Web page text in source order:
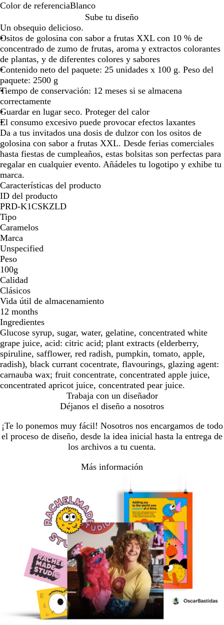
Color de referenciaBlanco
l
a
n
c
o
Sube tu diseño
Un obsequio delicioso.
Ositos de golosina con sabor a frutas XXL con 10 % de
concentrado de zumo de frutas, aroma y extractos colorantes
de plantas, y de diferentes colores y sabores
Contenido neto del paquete: 25 unidades x 100 g. Peso del
paquete: 2500 g
Tiempo de conservación: 12 meses si se almacena
correctamente
Guardar en lugar seco. Proteger del calor
El consumo excesivo puede provocar efectos laxantes
Da a tus invitados una dosis de dulzor con los ositos de
golosina con sabor a frutas XXL. Desde ferias comerciales
hasta fiestas de cumpleaños, estas bolsitas son perfectas para
regalar en cualquier evento. Añádeles tu logotipo y exhibe tu
marca.
Características del producto
ID del producto
PRD-K1CSKZLD
Tipo
Caramelos
Marca
Unspecified
Peso
100g
Calidad
Clásicos
Vida útil de almacenamiento
12 months
Ingredientes
Glucose syrup, sugar, water, gelatine, concentrated white
grape juice, acid: citric acid; plant extracts (elderberry,
spiruline, safflower, red radish, pumpkin, tomato, apple,
radish), black currant cocentrate, flavourings, glazing agent:
carnauba wax; fruit concentrate, concentrated apple juice,
concentrated apricot juice, concentrated pear juice.
Trabaja con un diseñador
Déjanos el diseño a nosotros
¡Te lo ponemos muy fácil! Nosotros nos encargamos de todo
el proceso de diseño, desde la idea inicial hasta la entrega de
los archivos a tu cuenta.
Más información